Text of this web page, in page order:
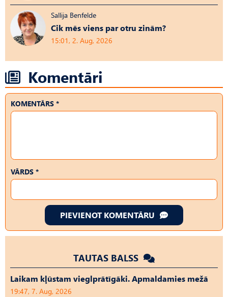
Sallija Benfelde
Cik mēs viens par otru zinām?
15:01, 2. Aug, 2026
Komentāri
KOMENTĀRS *
VĀRDS *
PIEVIENOT KOMENTĀRU
TAUTAS BALSS
Laikam kļūstam vieglprātīgāki. Apmaldamies mežā
19:47, 7. Aug, 2026